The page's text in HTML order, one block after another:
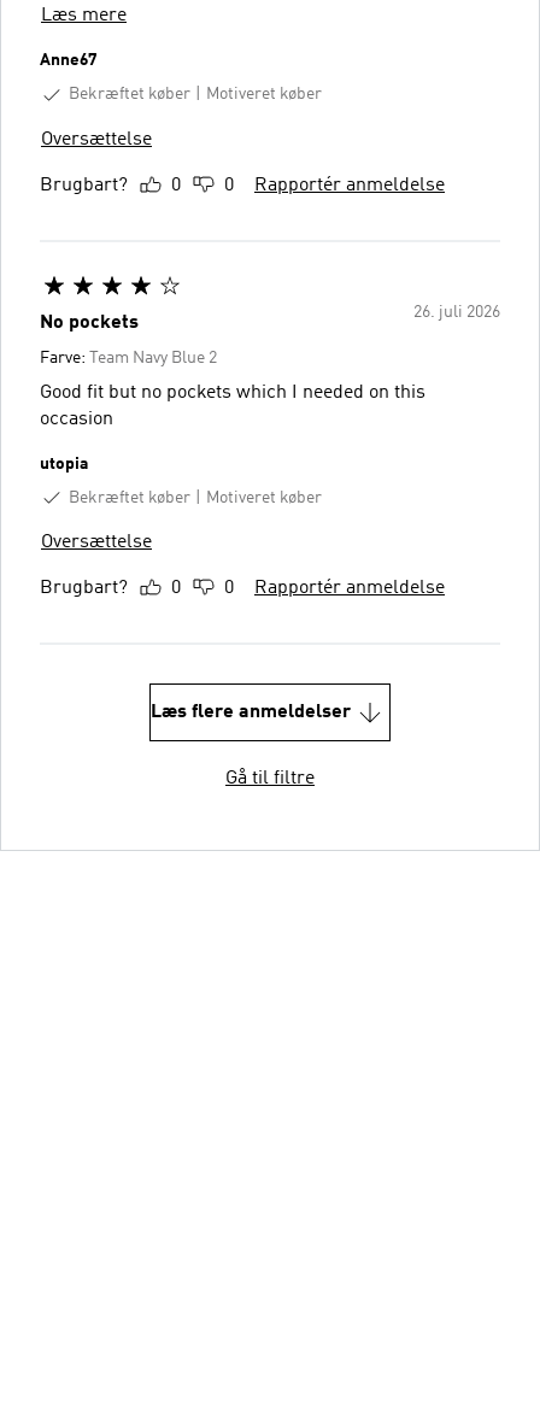
Læs mere
Anne67
Bekræftet køber
Motiveret køber
Oversættelse
Brugbart? 0 0 Rapportér anmeldelse
26. juli 2026
No pockets
Farve: Team Navy Blue 2
Good fit but no pockets which I needed on this
occasion
utopia
Bekræftet køber
Motiveret køber
Oversættelse
Brugbart? 0 0 Rapportér anmeldelse
Læs flere anmeldelser
Gå til filtre